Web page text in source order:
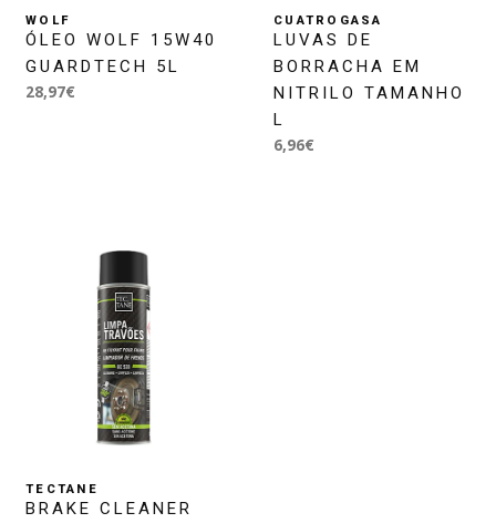
WOLF
ÓLEO WOLF 15W40
GUARDTECH 5L
28,97€
CUATROGASA
LUVAS DE
BORRACHA EM
NITRILO TAMANHO
L
6,96€
TECTANE
BRAKE CLEANER